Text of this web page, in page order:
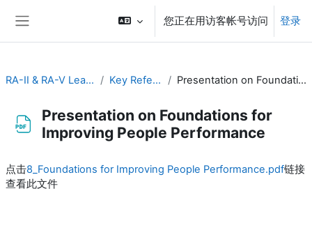
您正在用访客帐号访问 登录
RA-II & RA-V Leadership and Management Key Reference Publications Presentation on Foundations for Improving People Performance
Presentation on Foundations for
Improving People Performance
点击8_Foundations for Improving People Performance.pdf链接
查看此文件